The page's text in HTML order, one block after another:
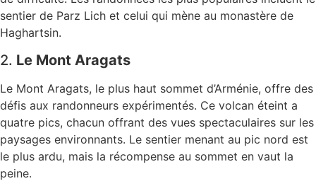
sentier de Parz Lich et celui qui mène au monastère de
Haghartsin.
2. Le Mont Aragats
Le Mont Aragats, le plus haut sommet d’Arménie, offre des
défis aux randonneurs expérimentés. Ce volcan éteint a
quatre pics, chacun offrant des vues spectaculaires sur les
paysages environnants. Le sentier menant au pic nord est
le plus ardu, mais la récompense au sommet en vaut la
peine.